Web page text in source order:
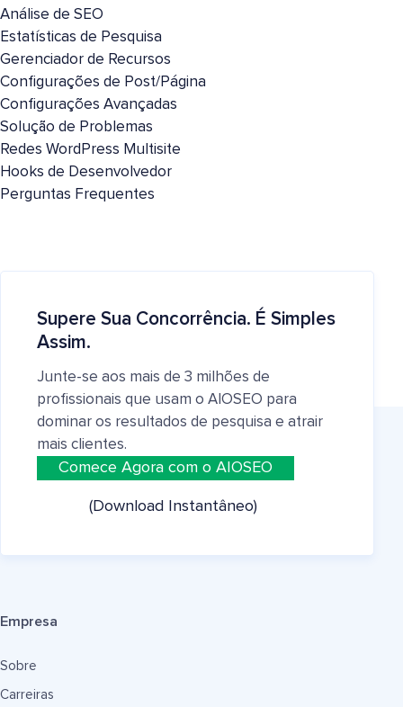
Análise de SEO
Estatísticas de Pesquisa
Gerenciador de Recursos
Configurações de Post/Página
Configurações Avançadas
Solução de Problemas
Redes WordPress Multisite
Hooks de Desenvolvedor
Perguntas Frequentes
Supere Sua Concorrência. É Simples
Assim.
Junte-se aos mais de 3 milhões de
profissionais que usam o AIOSEO para
dominar os resultados de pesquisa e atrair
mais clientes.
Comece Agora com o AIOSEO
(Download Instantâneo)
Empresa
Sobre
Carreiras